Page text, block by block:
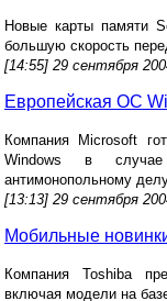
Новые карты памяти
большую скорость
[14:55] 29 сентября
Европейская ОС
Компания Microsoft
Windows в случае
антимонопольному
[13:13] 29 сентября
Мобильные
Компания Toshiba
включая модели на